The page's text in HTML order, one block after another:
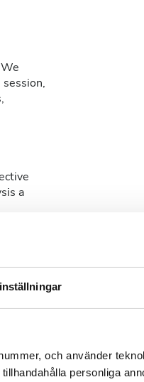
och använder
personliga
a